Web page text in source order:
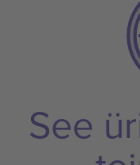
See